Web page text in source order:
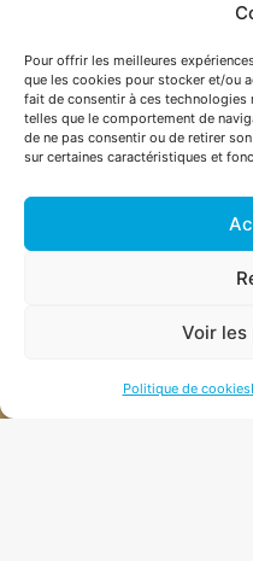
Pour offrir les meilleures
que les cookies pour stocker et/ou
fait de consentir à ces technologies
telles que le comportement de
de ne pas consentir ou de retirer
sur certaines caractéristiques et
Voir
Politique de cookies